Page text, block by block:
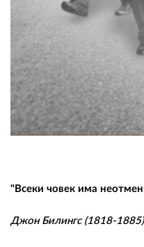
"Всеки човек има
Джон Билингс (1818-